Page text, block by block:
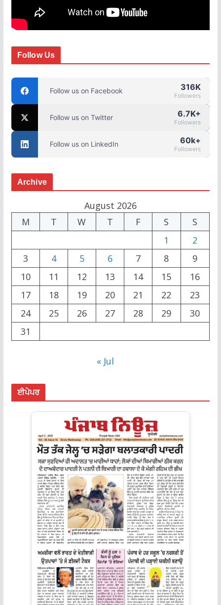
Follow Us
Follow us on Facebook 316K
Followers
Follow us on Twitter 6.7K+
Followers
Follow us on LinkedIn 60k+
Followers
Archive
August 2026
M
T W T F S
S
1
2
3
4 5 6 7 8
9
10
11 12 13 14 15
16
17
18 19 20 21 22
23
24
25 26 27 28 29
30
31
« Jul
ਈਪੇਪਰ